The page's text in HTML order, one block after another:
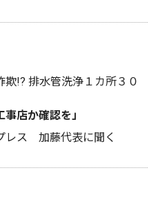
欺!? 排水管洗浄１カ所３０
事店か確認を」
レス 加藤代表に聞く